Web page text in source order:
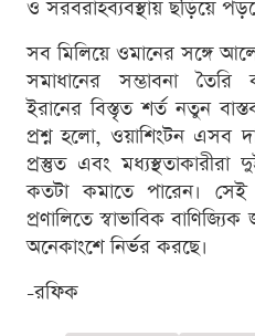
ও সরবরাহব্যবস্থায় ছড়িয়ে
সব মিলিয়ে ওমানের সঙ্গে
সমাধানের সম্ভাবনা তৈরি
ইরানের বিস্তৃত শর্ত নতুন
প্রশ্ন হলো, ওয়াশিংটন এসব
প্রস্তুত এবং মধ্যস্থতাকারীরা
কতটা কমাতে পারেন।
প্রণালিতে স্বাভাবিক
অনেকাংশে নির্ভর করছে।
-রফিক